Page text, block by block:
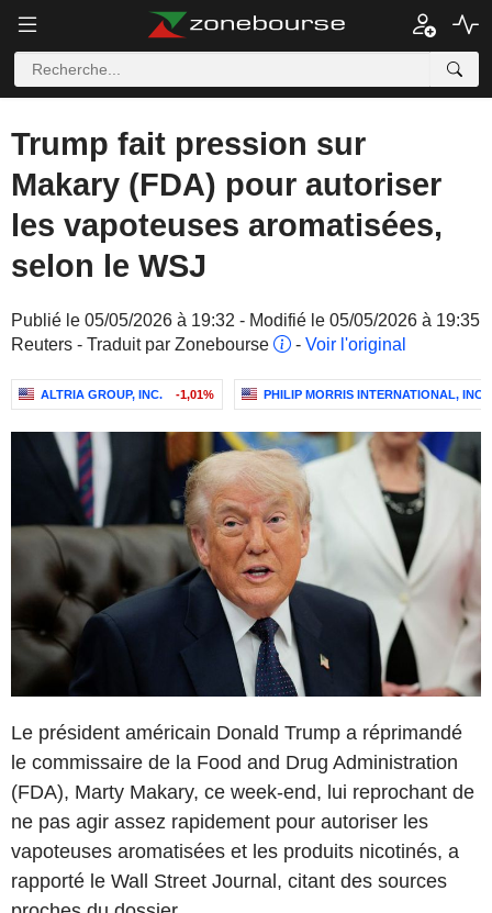
Trump fait pression sur
Makary (FDA) pour autoriser
les vapoteuses aromatisées,
selon le WSJ
Publié le 05/05/2026 à 19:32 - Modifié le 05/05/2026 à 19:35
Reuters - Traduit par Zonebourse
- Voir l'original
ALTRIA GROUP, INC. -1,01% PHILIP MORRIS INTERNATIONAL, INC.
Le président américain Donald Trump a réprimandé
le commissaire de la Food and Drug Administration
(FDA), Marty Makary, ce week-end, lui reprochant de
ne pas agir assez rapidement pour autoriser les
vapoteuses aromatisées et les produits nicotinés, a
rapporté le Wall Street Journal, citant des sources